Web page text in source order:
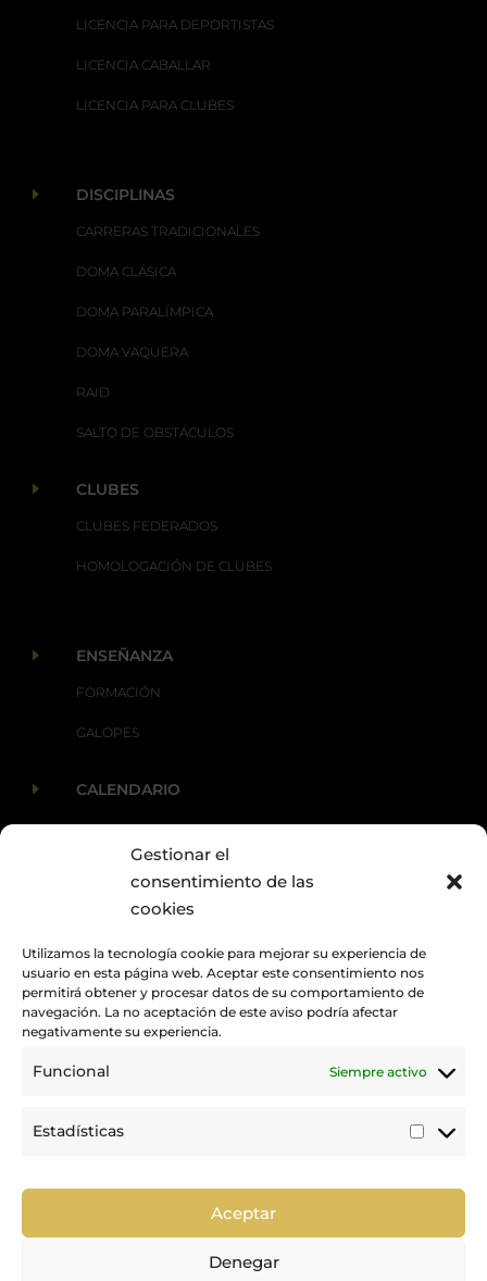
Gestionar el
consentimiento de las
cookies
Utilizamos la tecnología cookie para mejorar su experiencia de
usuario en esta página web. Aceptar este consentimiento nos
permitirá obtener y procesar datos de su comportamiento de
navegación. La no aceptación de este aviso podría afectar
negativamente su experiencia.
Funcional Siempre activo
Estadísticas
Aceptar
Denegar
LICENCIA PARA DEPORTISTAS
LICENCIA CABALLAR
LICENCIA PARA CLUBES
E DISCIPLINAS
CARRERAS TRADICIONALES
DOMA CLÁSICA
DOMA PARALÍMPICA
DOMA VAQUERA
RAID
SALTO DE OBSTÁCULOS
E CLUBES
CLUBES FEDERADOS
HOMOLOGACIÓN DE CLUBES
E ENSEÑANZA
FORMACIÓN
GALOPES
E CALENDARIO
ACTUALIDAD
Promovemos y desarrollamos la práctica de la hípica en Canarias.